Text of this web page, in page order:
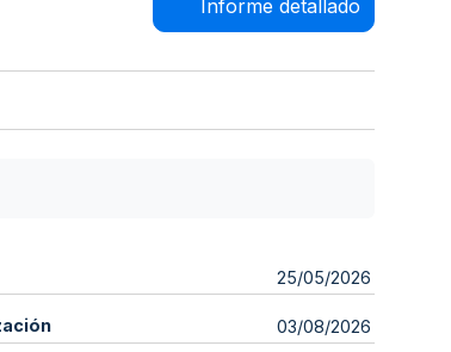
Informe detallado
25/05/2026
03/08/2026